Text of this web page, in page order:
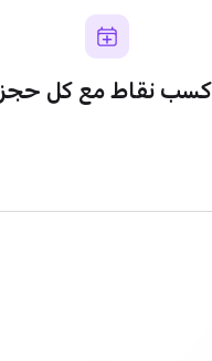
نقاط مع كل حجز